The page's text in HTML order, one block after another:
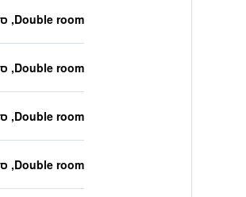
Double room, סוג המיטה לא ידוע
Double room, סוג המיטה לא ידוע
Double room, סוג המיטה לא ידוע
Double room, סוג המיטה לא ידוע